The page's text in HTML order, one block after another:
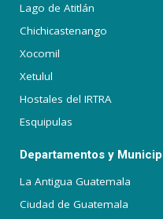
Lago de Atitlán
Chichicastenango
Xocomil
Xetulul
Hostales del IRTRA
Esquipulas
Departamentos y
La Antigua Guatemala
Ciudad de Guatemala